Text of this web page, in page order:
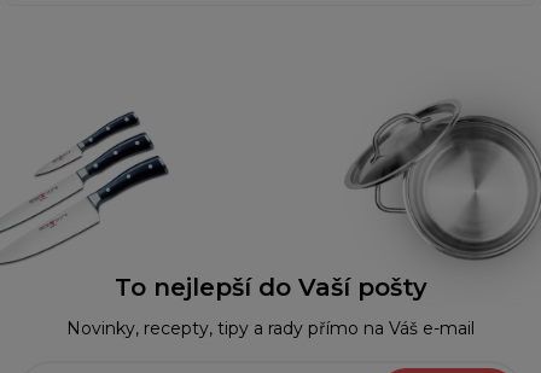
To nejlepší do Vaší pošty
Novinky, recepty, tipy a rady přímo na Váš e-mail